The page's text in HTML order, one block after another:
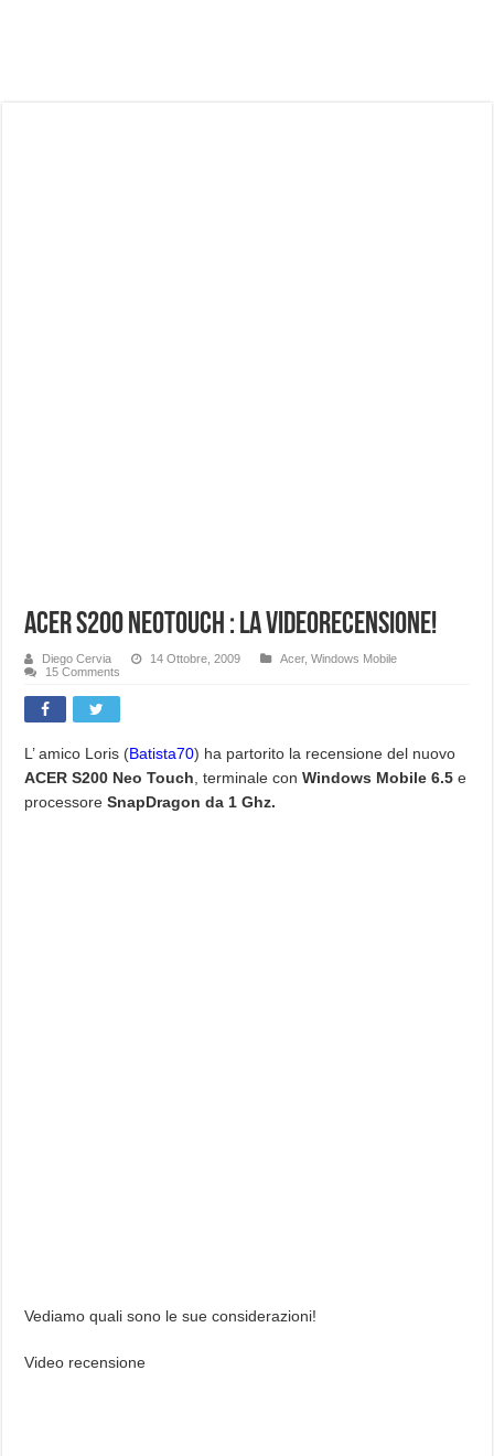
Acer S200 NeoTouch : La videorecensione!
Diego Cervia 14 Ottobre, 2009 Acer,Windows Mobile
15 Comments
L’ amico Loris (Batista70) ha partorito la recensione del nuovo
ACER S200 Neo Touch , terminale conWindows Mobile 6.5e
processoreSnapDragon da 1 Ghz.
Vediamo quali sono le sue considerazioni!
Video recensione